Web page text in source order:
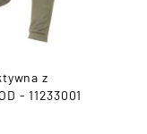
z
- 11233001